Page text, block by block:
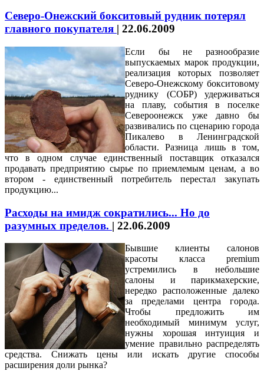
Северо-Онежский бокситовый рудник потерял
главного покупателя | 22.06.2009
Если бы не разнообразие
выпускаемых марок продукции,
реализация которых позволяет
Северо-Онежскому бокситовому
руднику (СОБР) удерживаться
на плаву, события в поселке
Североонежск уже давно бы
развивались по сценарию города
Пикалево в Ленинградской
области. Разница лишь в том,
что в одном случае единственный поставщик отказался
продавать предприятию сырье по приемлемым ценам, а во
втором - единственный потребитель перестал закупать
продукцию...
Расходы на имидж сократились... Но до
разумных пределов. | 22.06.2009
Бывшие клиенты салонов
красоты класса premium
устремились в небольшие
салоны и парикмахерские,
нередко расположенные далеко
за пределами центра города.
Чтобы предложить им
необходимый минимум услуг,
нужны хорошая интуиция и
умение правильно распределять
средства. Снижать цены или искать другие способы
расширения доли рынка?